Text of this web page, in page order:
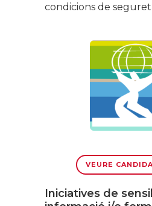
condicions de
VEURE
Iniciatives de